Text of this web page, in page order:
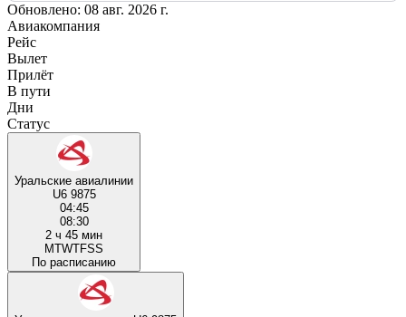
Обновлено: 08 авг. 2026 г.
Авиакомпания
Рейс
Вылет
Прилёт
В пути
Дни
Статус
Уральские авиалинии
U6 9875
04:45
08:30
2 ч 45 мин
MTWTFSS
По расписанию